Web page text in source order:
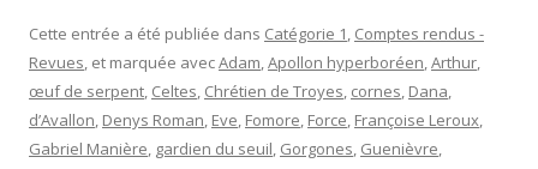
Cette entrée a été publiée dans Catégorie 1, Comptes rendus -
Revues, et marquée avecAdam,Apollon hyperboréen,Arthur,
œuf de serpent, Celtes, Chrétien de Troyes, cornes, Dana,
d’Avallon, Denys Roman, Eve, Fomore, Force, Françoise Leroux,
Gabriel Manière, gardien du seuil, Gorgones, Guenièvre,